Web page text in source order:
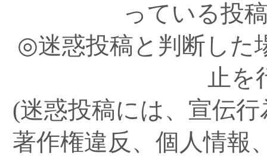
っている投
◎迷惑投稿と判断した
止を
(迷惑投稿には、宣伝
著作権違反、個人情報